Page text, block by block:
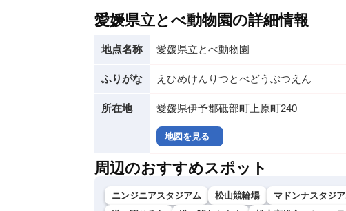
愛媛県立とべ動物園の詳細情報
地点名称 愛媛県立とべ動物園
ふりがな えひめけんりつとべどうぶつえん
所在地 愛媛県伊予郡砥部町上原町240
地図を見る
周辺のおすすめスポット
ニンジニアスタジアム 松山競輪場 マドンナスタジ